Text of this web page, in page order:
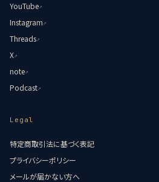
YouTube↗
Instagram ↗
Threads↗
X↗
note↗
Podcast↗
Legal
特定商取引法に基づく表記
プライバシーポリシー
メールが届かない方へ